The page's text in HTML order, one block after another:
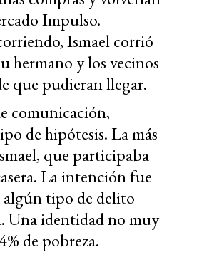
Impulso.
Ismael corrió
hermano y los vecinos
que pudieran llegar.
comunicación,
de hipótesis. La más
que participaba
La intención fue
algún tipo de delito
Una identidad no muy
de pobreza.